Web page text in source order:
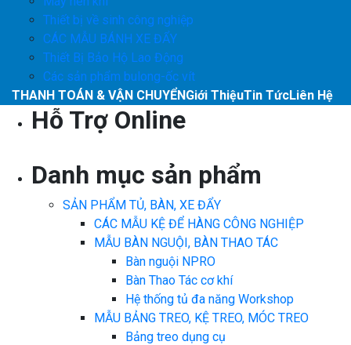
Thiết bị về sinh công nghiệp
CÁC MẪU BÁNH XE ĐẨY
Thiết Bị Bảo Hộ Lao Động
Các sản phẩm bulong-ốc vít
THANH TOÁN & VẬN CHUYỂNGiới ThiệuTin TứcLiên Hệ
Hỗ Trợ Online
Danh mục sản phẩm
SẢN PHẨM TỦ, BÀN, XE ĐẨY
CÁC MẪU KỆ ĐỂ HÀNG CÔNG NGHIỆP
MẪU BÀN NGUỘI, BÀN THAO TÁC
Bàn nguội NPRO
Bàn Thao Tác cơ khí
Hệ thống tủ đa năng Workshop
MẪU BẢNG TREO, KỆ TREO, MÓC TREO
Bảng treo dụng cụ